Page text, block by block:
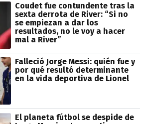
Coudet fue contundente tras la
sexta derrota de River: “Si no
se empiezan a dar los
resultados, no le voy a hacer
mal a River”
Falleció Jorge Messi: quién fue y
por qué resultó determinante
en la vida deportiva de Lionel
El planeta fútbol se despide de